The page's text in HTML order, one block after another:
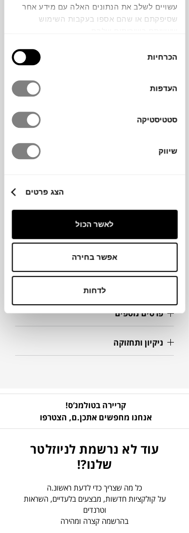
עשויים לשלב את הנתונים האלה עם מידע אחר
שסיפקתם או שהם אספו בעקבות השימוש
הסכמה
הכרחיות
העדפות
סטטיסטיקה
שיווק
הצג פרטים
לאשר הכול
אפשר בחירה
לדחות
קליל ומעודן. עשויה מבסיס אלומינים קל משקל,
צבוע בגוון ניטרלי וטבעי שמשתלב בקלות בכל
סביבה. ריפוד מבד אקרילי עוטף ואת המושבים
ונותן לה את המראה האלגנטי שלה.
210X74X68H ס"מ
פרטים נוספים
ניקיון ותחזוקה
קריירה בטולמנ’ס!
אנחנו מחפשים אתכן.ם, הצטרפו
עוד לא נרשמת לניוזלטר
שלנו?!
כל מה שצריך כדי לדעת ראשונ.ה
על קולקציות חדשות, מבצעים בלעדיים, השראות
וטרנדים
בהרשמה קצרה ומהירה